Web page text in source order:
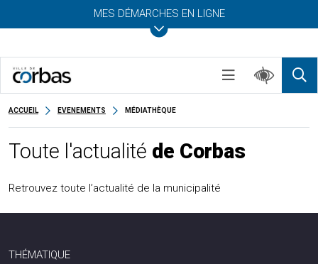
MES DÉMARCHES EN LIGNE
ACCUEIL EVENEMENTS MÉDIATHÈQUE
Toute l'actualité de Corbas
Retrouvez toute l’actualité de la municipalité
THÉMATIQUE